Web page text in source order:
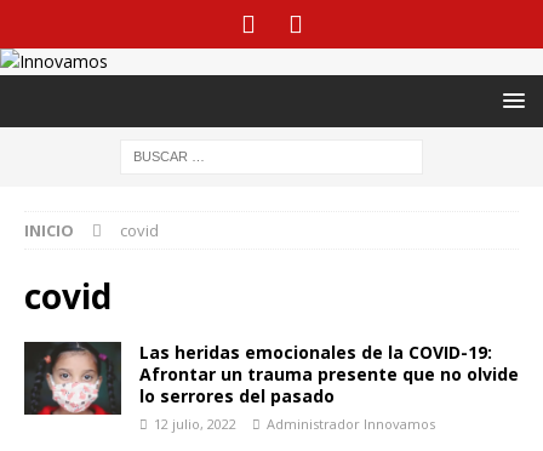
INICIO covid
covid
Las heridas emocionales de la COVID-19:
Afrontar un trauma presente que no olvide
lo serrores del pasado
12 julio, 2022 Administrador Innovamos